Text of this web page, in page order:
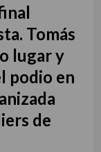
Tomás
lugar y
podio en
de